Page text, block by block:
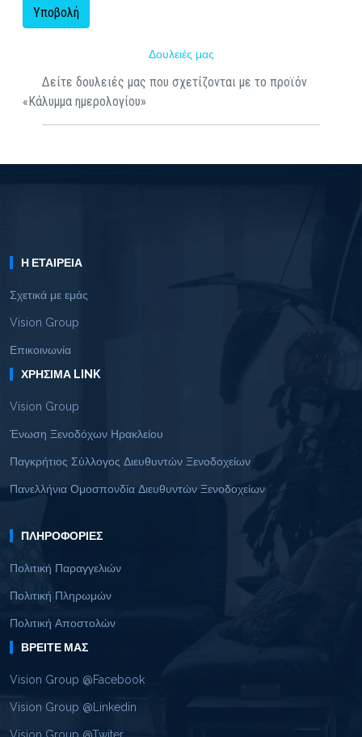
Υποβολή
Δουλειές μας
Δείτε δουλειές μας που σχετίζονται με το προϊόν
«Κάλυμμα ημερολογίου»
Η ΕΤΑΙΡΕΊΑ
Σχετικά με εμάς
Vision Group
Επικοινωνία
ΧΡΉΣΙΜΑ LINK
Vision Group
Ένωση Ξενοδόχων Ηρακλείου
Παγκρήτιος Σύλλογος Διευθυντών Ξενοδοχείων
Πανελλήνια Ομοσπονδία Διευθυντών Ξενοδοχείων
ΠΛΗΡΟΦΟΡΊΕΣ
Πολιτική Παραγγελιών
Πολιτική Πληρωμών
Πολιτική Αποστολών
ΒΡΕΊΤΕ ΜΑΣ
Vision Group @Facebook
Vision Group @Linkedin